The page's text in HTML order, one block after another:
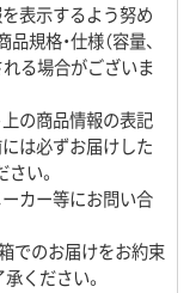
表示するよう努め
規格・仕様（容量、
れる場合がございま
の商品情報の表記
は必ずお届けした
い。
カー等にお問い合
箱でのお届けをお約束
ください。